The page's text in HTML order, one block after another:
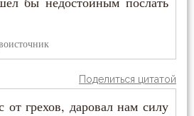
Поделиться цитатой
от грехов, даровал нам силу